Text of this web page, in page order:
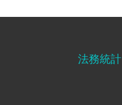
法務統計